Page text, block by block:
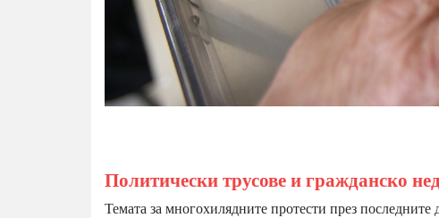
Политически трусове и гражданско
Темата за многохилядните протести през